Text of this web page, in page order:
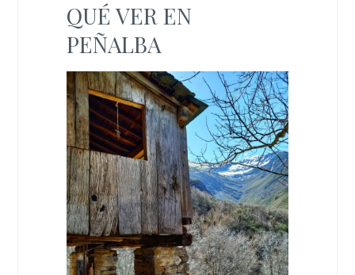
QUÉ VER EN
PEÑALBA